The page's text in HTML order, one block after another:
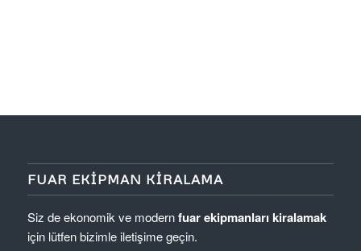
FUAR EKIPMAN KIRALAMA
Siz de ekonomik ve modernfuar ekipmanları kiralamak
için lütfen bizimle iletişime geçin.